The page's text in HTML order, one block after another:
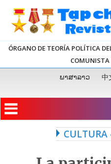
ÓRGANO DE TEORÍA POLÍTICA
COMUNISTA
ພາສາລາວ 中
CULTURA